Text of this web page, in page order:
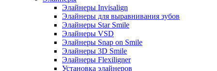
Элайнеры Invisalign
Элайнеры для выравнивания зубов
Элайнеры Star Smile
Элайнеры VSD
Элайнеры Snap on Smile
Элайнеры 3D Smile
Элайнеры Flexiligner
Установка элайнеров